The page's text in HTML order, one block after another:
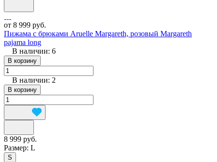
от 8 999 руб.
Пижама с брюками Aruelle Margareth, розовый Margareth
pajama long
В наличии: 6
В корзину
В наличии: 2
В корзину
8 999 руб.
Размер: L
S